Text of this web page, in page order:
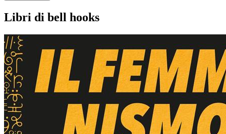
Libri di bell hooks